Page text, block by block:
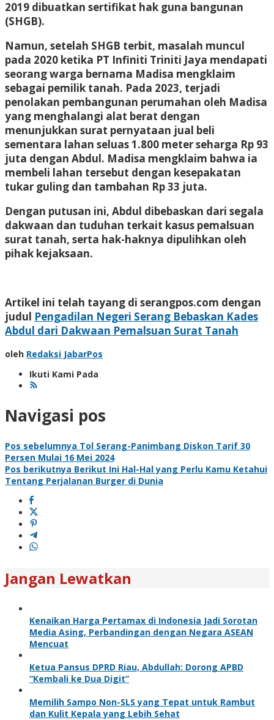
2019 dibuatkan sertifikat hak guna bangunan
(SHGB).
Namun, setelah SHGB terbit, masalah muncul
pada 2020 ketika PT Infiniti Triniti Jaya mendapati
seorang warga bernama Madisa mengklaim
sebagai pemilik tanah. Pada 2023, terjadi
penolakan pembangunan perumahan oleh Madisa
yang menghalangi alat berat dengan
menunjukkan surat pernyataan jual beli
sementara lahan seluas 1.800 meter seharga Rp 93
juta dengan Abdul. Madisa mengklaim bahwa ia
membeli lahan tersebut dengan kesepakatan
tukar guling dan tambahan Rp 33 juta.
Dengan putusan ini, Abdul dibebaskan dari segala
dakwaan dan tuduhan terkait kasus pemalsuan
surat tanah, serta hak-haknya dipulihkan oleh
pihak kejaksaan.
Artikel ini telah tayang di serangpos.com dengan
judul Pengadilan Negeri Serang Bebaskan Kades
Abdul dari Dakwaan Pemalsuan Surat Tanah
oleh Redaksi JabarPos
Ikuti Kami Pada
Navigasi pos
Pos sebelumnya Tol Serang-Panimbang Diskon Tarif 30
Persen Mulai 16 Mei 2024
Pos berikutnya Berikut Ini Hal-Hal yang Perlu Kamu Ketahui
Tentang Perjalanan Burger di Dunia
Jangan Lewatkan
Kenaikan Harga Pertamax di Indonesia Jadi Sorotan
Media Asing, Perbandingan dengan Negara ASEAN
Mencuat
Ketua Pansus DPRD Riau, Abdullah: Dorong APBD
“Kembali ke Dua Digit”
Memilih Sampo Non-SLS yang Tepat untuk Rambut
dan Kulit Kepala yang Lebih Sehat